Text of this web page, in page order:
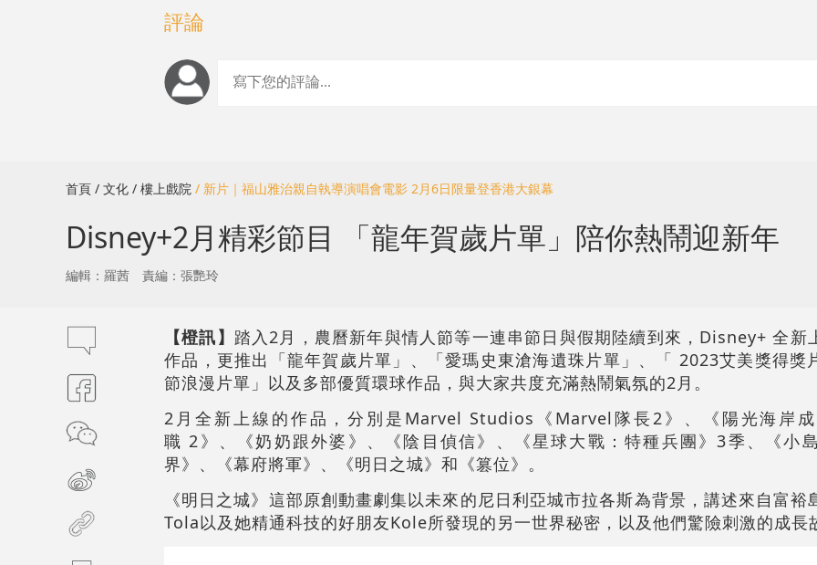
評論
首頁 / 文化 / 樓上戲院 / 新片｜福山雅治親自執導演唱會電影 2月6日限量登香港大銀幕
Disney+2月精彩節目 「龍年賀歲片單」陪你熱鬧迎新年
編輯：羅茜 責編：張艷玲
【橙訊】 踏入2月，農曆新年與情人節等一連串節日與假期陸續到來，Disney+ 全新
作品，更推出「龍年賀歲片單」、「愛瑪史東滄海遺珠片單」、「 2023艾美獎得獎
節浪漫片單」以及多部優質環球作品，與大家共度充滿熱鬧氣氛的2月。
2月全新上線的作品，分別是Marvel Studios《Marvel隊長2》、《陽光海岸
職 2》、《奶奶跟外婆》、《陰目偵信》、《星球大戰：特種兵團》3季、《小
界》、《幕府將軍》、《明日之城》和《篡位》。
《明日之城》這部原創動畫劇集以未來的尼日利亞城市拉各斯為背景，講述來自富裕
Tola以及她精通科技的好朋友Kole所發現的另一世界秘密，以及他們驚險刺激的成長